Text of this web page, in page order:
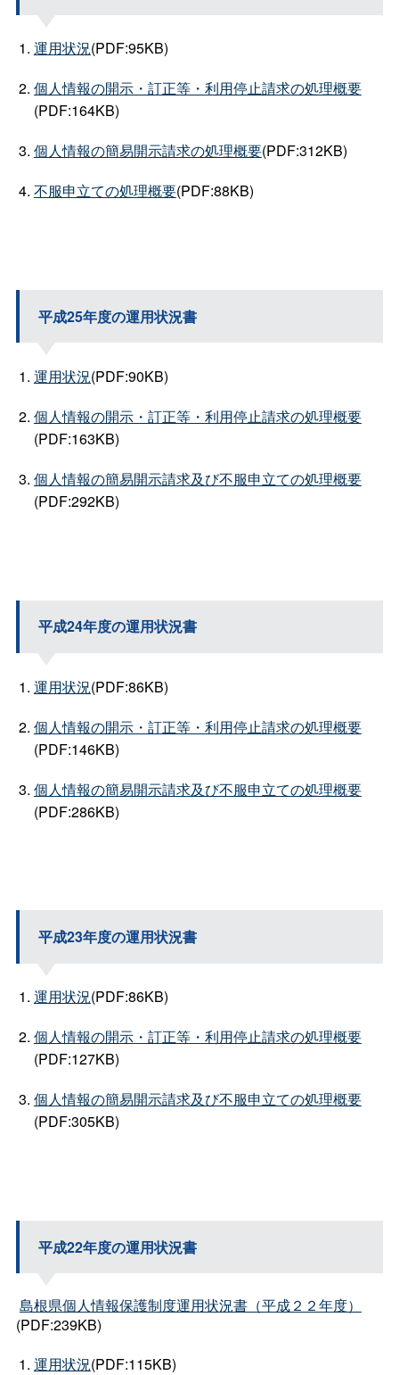
運用状況(PDF:95KB)
個人情報の開示・訂正等・利用停止請求の処理概要
(PDF:164KB)
個人情報の簡易開示請求の処理概要(PDF:312KB)
不服申立ての処理概要(PDF:88KB)
平成25年度の運用状況書
運用状況(PDF:90KB)
個人情報の開示・訂正等・利用停止請求の処理概要
(PDF:163KB)
個人情報の簡易開示請求及び不服申立ての処理概要
(PDF:292KB)
平成24年度の運用状況書
運用状況(PDF:86KB)
個人情報の開示・訂正等・利用停止請求の処理概要
(PDF:146KB)
個人情報の簡易開示請求及び不服申立ての処理概要
(PDF:286KB)
平成23年度の運用状況書
運用状況(PDF:86KB)
個人情報の開示・訂正等・利用停止請求の処理概要
(PDF:127KB)
個人情報の簡易開示請求及び不服申立ての処理概要
(PDF:305KB)
平成22年度の運用状況書
島根県個人情報保護制度運用状況書（平成２２年度）
(PDF:239KB)
運用状況(PDF:115KB)